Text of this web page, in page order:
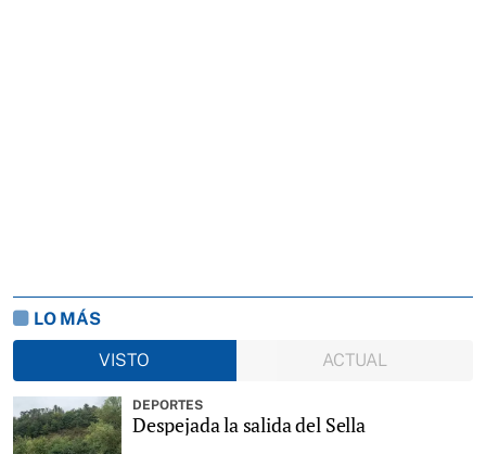
LO MÁS
VISTO
ACTUAL
DEPORTES
Despejada la salida del Sella